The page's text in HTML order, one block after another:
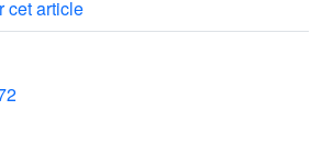
cet article